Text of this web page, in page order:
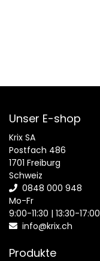
Unser E-shop
Krix SA
Postfach 486
1701 Freiburg
Schweiz
0848 000 948
Mo-Fr
9:00-11:30 | 13:30-17:00
info@krix.ch
Produkte